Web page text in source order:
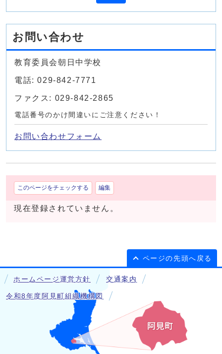
お問い合わせ
教育委員会朝日中学校
電話: 029-842-7771
ファクス: 029-842-2865
電話番号のかけ間違いにご注意ください！
お問い合わせフォーム
このページをチェックする 編集
現在登録されていません。
ページの先頭へ戻る
ホームページ運営方針 交通案内
令和8年度阿見町組織機構図